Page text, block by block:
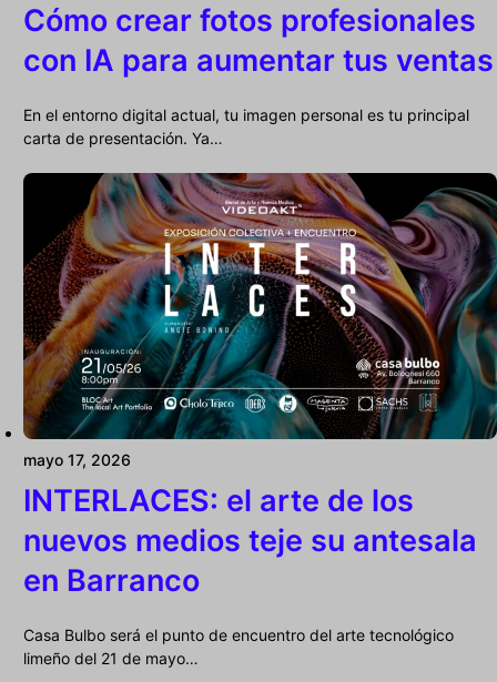
Cómo crear fotos profesionales
con IA para aumentar tus ventas
En el entorno digital actual, tu imagen personal es tu principal
carta de presentación. Ya…
mayo 17, 2026
INTERLACES: el arte de los
nuevos medios teje su antesala
en Barranco
Casa Bulbo será el punto de encuentro del arte tecnológico
limeño del 21 de mayo…